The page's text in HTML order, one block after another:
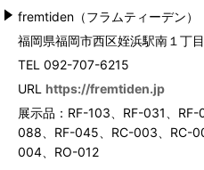
fremtiden（フラムティーデン）
福岡県福岡市西区姪浜駅南１丁
TEL 092-707-6215
URL https://fremtiden.jp
展示品：RF-103、RF-031、
088、RF-045、RC-003、RC-
004、RO-012